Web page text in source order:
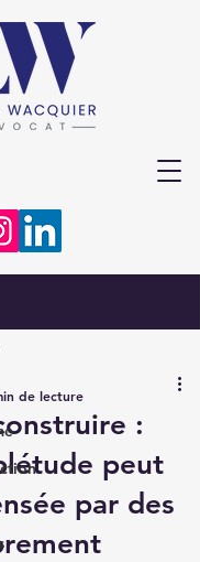
:
peut
par des
de lecture